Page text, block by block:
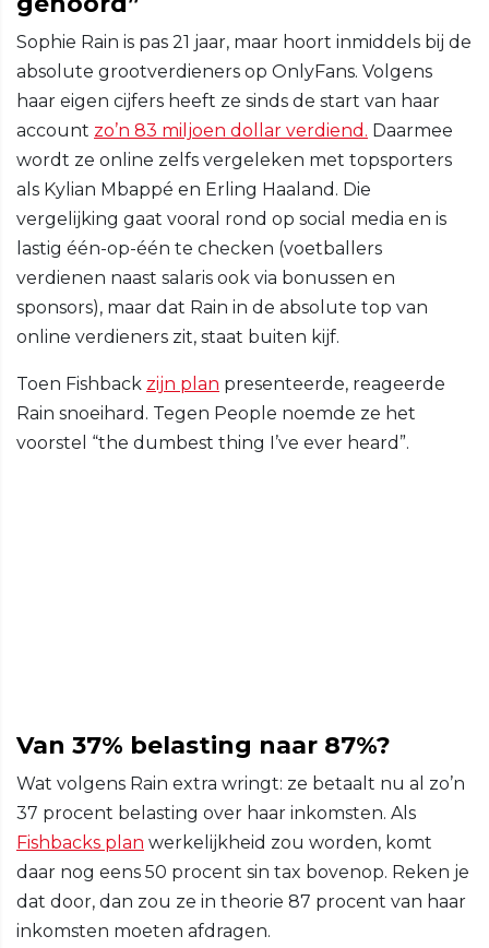
Sophie Rain is pas 21 jaar, maar hoort inmiddels bij de
absolute grootverdieners op OnlyFans. Volgens
haar eigen cijfers heeft ze sinds de start van haar
account zo’n 83 miljoen dollar verdiend. Daarmee
wordt ze online zelfs vergeleken met topsporters
als Kylian Mbappé en Erling Haaland. Die
vergelijking gaat vooral rond op social media en is
lastig één-op-één te checken (voetballers
verdienen naast salaris ook via bonussen en
sponsors), maar dat Rain in de absolute top van
online verdieners zit, staat buiten kijf.
Toen Fishback zijn plan presenteerde, reageerde
Rain snoeihard. Tegen People noemde ze het
voorstel “the dumbest thing I’ve ever heard”.
Van 37% belasting naar 87%?
Wat volgens Rain extra wringt: ze betaalt nu al zo’n
37 procent belasting over haar inkomsten. Als
Fishbacks plan werkelijkheid zou worden, komt
daar nog eens 50 procent sin tax bovenop. Reken je
dat door, dan zou ze in theorie 87 procent van haar
inkomsten moeten afdragen.